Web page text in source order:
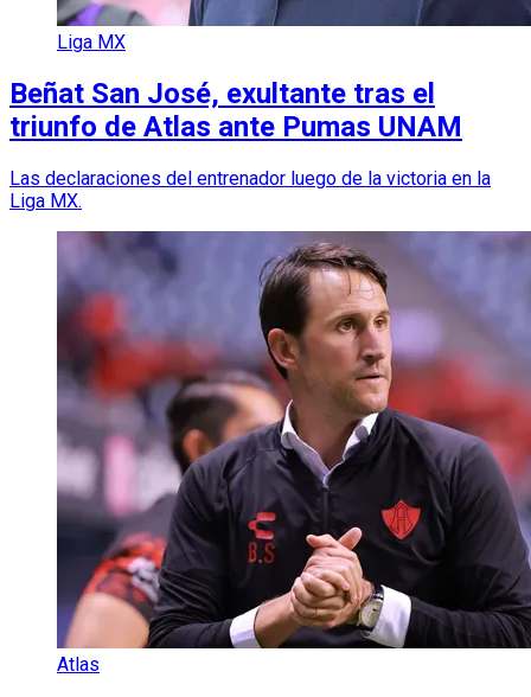
Liga MX
Beñat San José, exultante tras el
triunfo de Atlas ante Pumas UNAM
Las declaraciones del entrenador luego de la victoria en la
Liga MX.
Atlas